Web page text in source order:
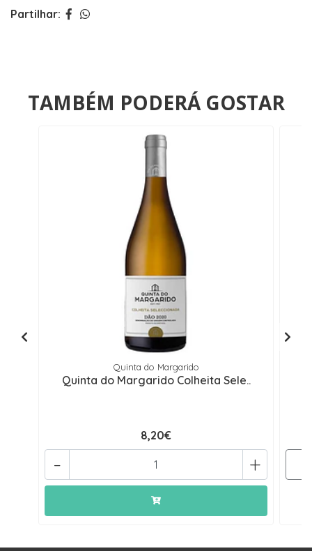
Partilhar:
TAMBÉM PODERÁ GOSTAR
Quinta do Margarido
Quinta do Margarido Colheita Sele..
8,20€
+
-